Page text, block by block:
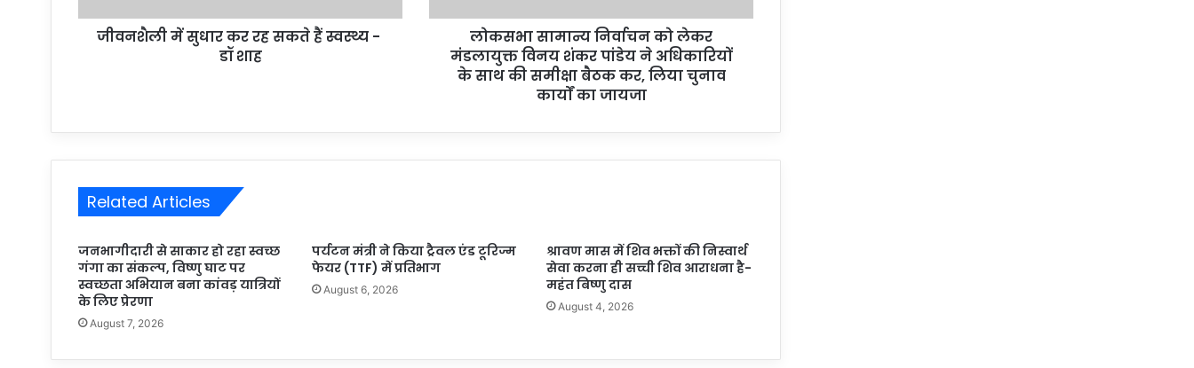
जीवनशैली में सुधार कर रह सकते हैं स्वस्थ्य -
डॉ शाह
लोकसभा सामान्य निर्वाचन को लेकर
मंडलायुक्त विनय शंकर पांडेय ने अधिकारियों
के साथ की समीक्षा बैठक कर, लिया चुनाव
कार्यों का जायजा
Related Articles
जनभागीदारी से साकार हो रहा स्वच्छ
गंगा का संकल्प, विष्णु घाट पर
स्वच्छता अभियान बना कांवड़ यात्रियों
के लिए प्रेरणा
August 7, 2026
पर्यटन मंत्री ने किया ट्रैवल एंड टूरिज्म
फेयर (TTF) में प्रतिभाग
August 6, 2026
श्रावण मास में शिव भक्तों की निस्वार्थ
सेवा करना ही सच्ची शिव आराधना है-
महंत बिष्णु दास
August 4, 2026